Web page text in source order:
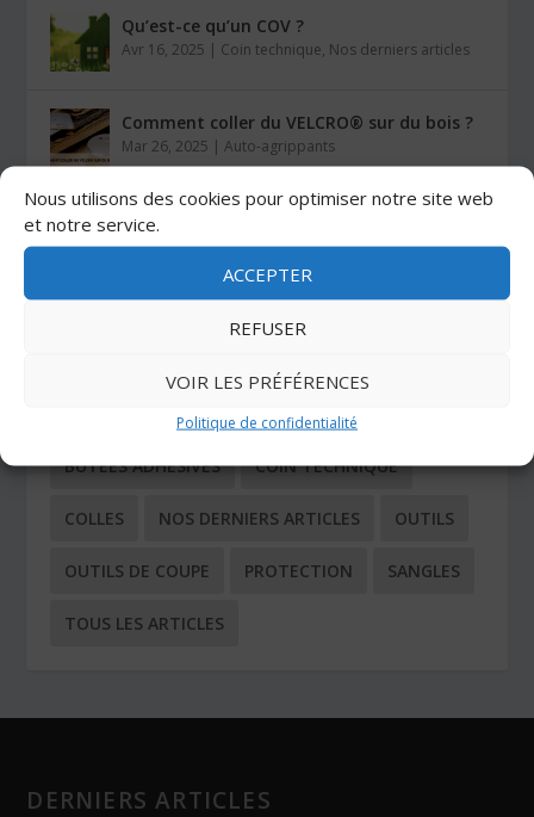
Nous utilisons des cookies pour optimiser notre site web
et notre service.
ACCEPTER
REFUSER
VOIR LES PRÉFÉRENCES
Politique de confidentialité
Qu’est-ce qu’un COV ?
Avr 16, 2025 | Coin technique, Nos derniers articles
Comment coller du VELCRO® sur du bois ?
Mar 26, 2025 |Auto-agrippants
Les colles Stratogrip X15 et X25
Jan 27, 2025|Colles
AUTO-AGRIPPANTS
BUTÉES ADHÉSIVES COIN TECHNIQUE
COLLES NOS DERNIERS ARTICLES OUTILS
OUTILS DE COUPE PROTECTION SANGLES
TOUS LES ARTICLES
DERNIERS ARTICLES